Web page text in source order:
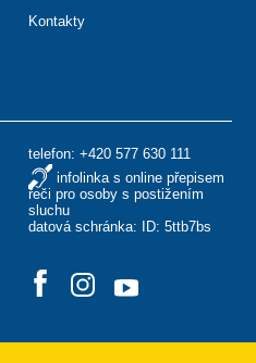
telefon: +420 577 630 111
infolinka s online přepisem
řeči pro osoby s postižením
sluchu
datová schránka: ID: 5ttb7bs
Kontakty